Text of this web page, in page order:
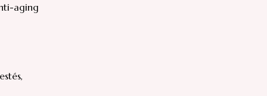
aging